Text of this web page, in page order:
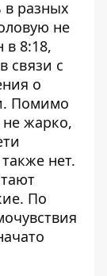
в разных
не
в 8:18,
связи с
о
Помимо
не жарко,
нет.
По